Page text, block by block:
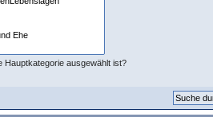
Hauptkategorie ausgewählt ist?